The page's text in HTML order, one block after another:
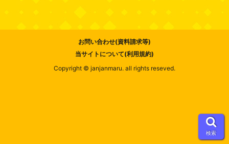
お問い合わせ(資料請求等)
当サイトについて(利用規約)
Copyright © janjanmaru. all rights reseved.
検索